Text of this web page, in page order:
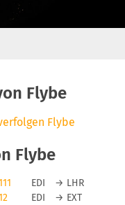
Flybe
Flybe
Flybe
EDI → LHR
EDI → EXT